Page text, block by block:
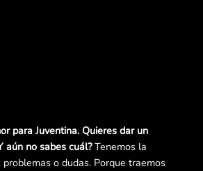
para Juventina. Quieres dar un
aún no sabes cuál?Tenemos la
o dudas. Porque traemos